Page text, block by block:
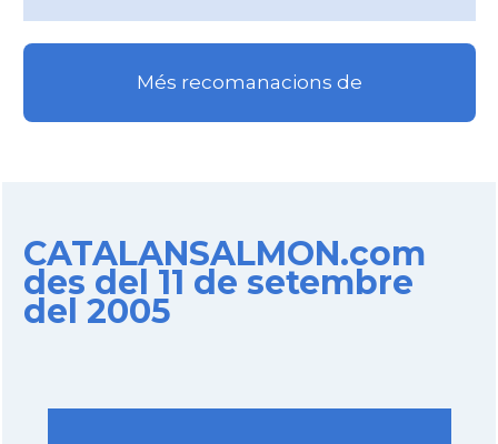
Més recomanacions de
CATALANSALMON.com
des del 11 de setembre
del 2005